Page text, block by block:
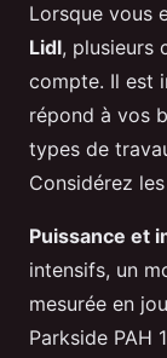
Lorsque vous
Lidl, plusieurs
compte. Il est
répond à vos
types de
Considérez
Puissance et
intensifs, un
mesurée en
Parkside PAH